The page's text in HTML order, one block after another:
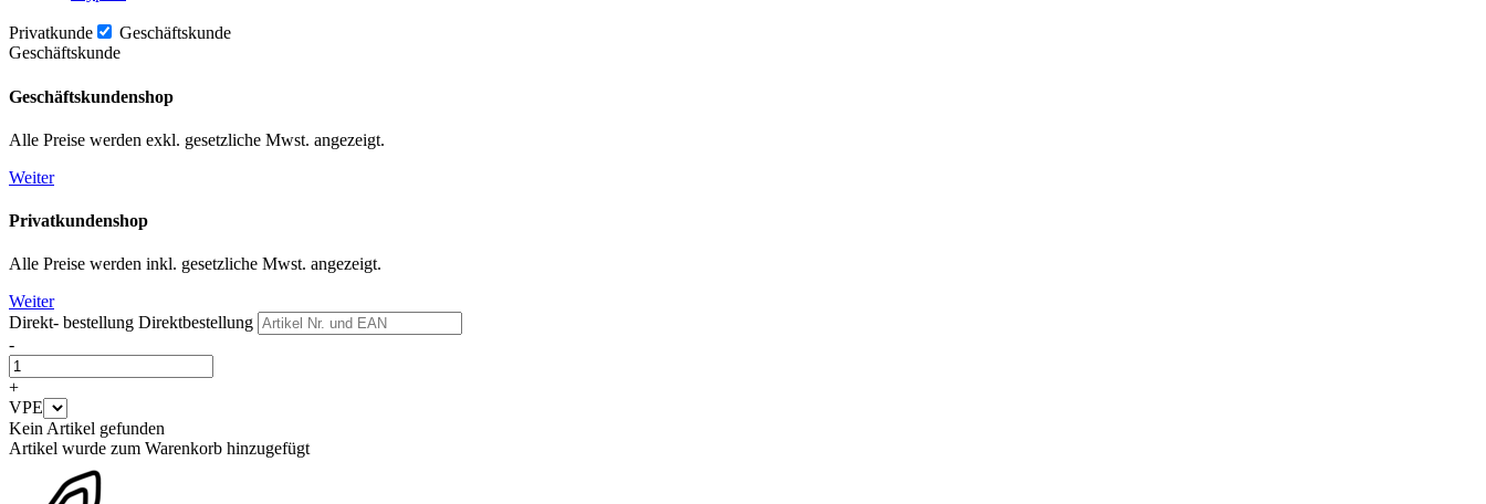
Privatkunde
Geschäftskunde
Geschäftskunde
Geschäftskundenshop
Alle Preise werden exkl. gesetzliche Mwst. angezeigt.
Weiter
Privatkundenshop
Alle Preise werden inkl. gesetzliche Mwst. angezeigt.
Weiter
Direkt- bestellung Direktbestellung
-
+
VPE
Kein Artikel gefunden
Artikel wurde zum Warenkorb hinzugefügt